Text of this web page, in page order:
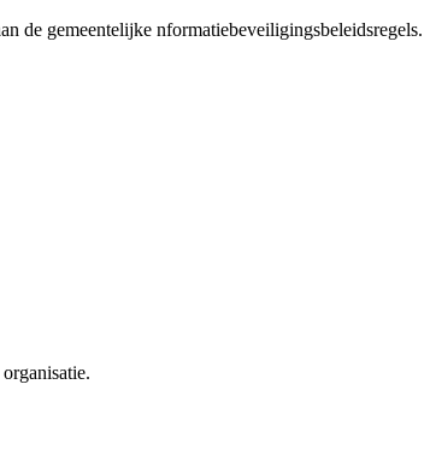
de gemeentelijke nformatiebeveiligingsbeleidsregels.